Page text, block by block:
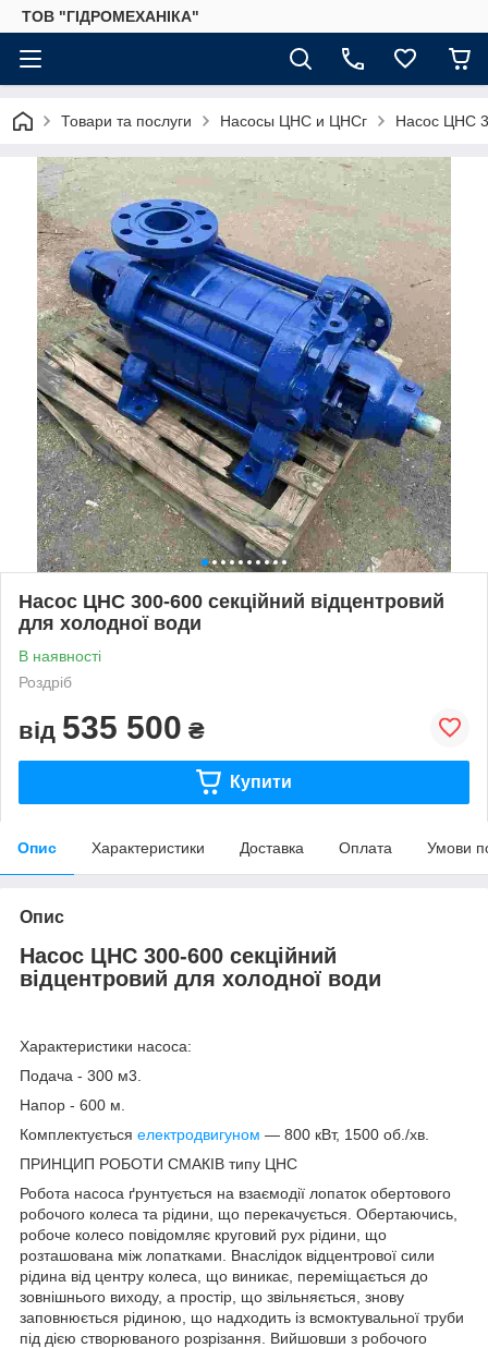
ТОВ "ГІДРОМЕХАНІКА"
Товари та послуги Насосы ЦНС и ЦНСг Насос ЦНС
Насос ЦНС 300-600 секційний відцентровий
для холодної води
В наявності
Роздріб
від 535 500 ₴
Купити
Опис Характеристики Доставка Оплата Умови
Опис
Насос ЦНС 300-600 секційний
відцентровий для холодної води
Характеристики насоса:
Подача - 300 м3.
Напор - 600 м.
Комплектується електродвигуном — 800 кВт, 1500 об./хв.
ПРИНЦИП РОБОТИ СМАКІВ типу ЦНС
Робота насоса ґрунтується на взаємодії лопаток обертового
робочого колеса та рідини, що перекачується. Обертаючись,
робоче колесо повідомляє круговий рух рідини, що
розташована між лопатками. Внаслідок відцентрової сили
рідина від центру колеса, що виникає, переміщається до
зовнішнього виходу, а простір, що звільняється, знову
заповнюється рідиною, що надходить із всмоктувальної труби
під дією створюваного розрізання. Вийшовши з робочого